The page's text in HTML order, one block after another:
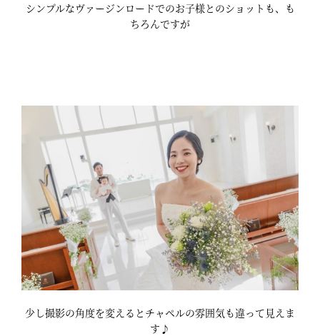
シンプルなヴァージンロードでのお子様とのショットも、も
ちろんですが
少し撮影の角度を変えるとチャペルの雰囲気も違って見えま
す♪